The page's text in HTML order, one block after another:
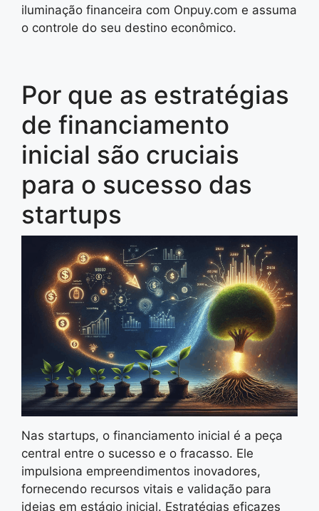
iluminação financeira com Onpuy.com e assuma
o controle do seu destino econômico.
Por que as estratégias
de financiamento
inicial são cruciais
para o sucesso das
startups
Nas startups, o financiamento inicial é a peça
central entre o sucesso e o fracasso. Ele
impulsiona empreendimentos inovadores,
fornecendo recursos vitais e validação para
ideias em estágio inicial. Estratégias eficazes